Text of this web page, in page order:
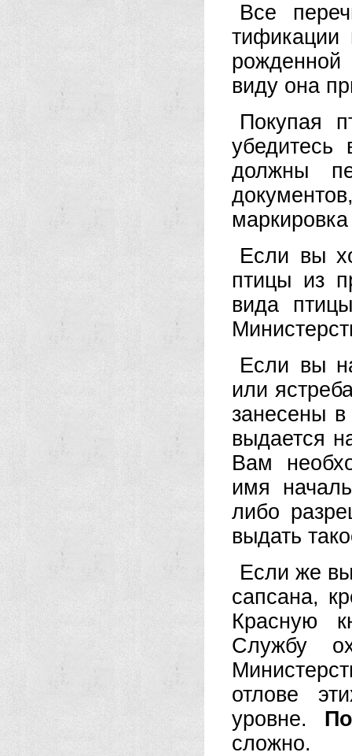
Все
тификации
рожденной
виду она
Покупая
должны
Если вы
птицы из
вида
Если вы
или
занесены
выдается
Вам
имя
либо
выдать
Если же вы
сапсана,
Красную
Службу
отлове
уровне.
сложно.